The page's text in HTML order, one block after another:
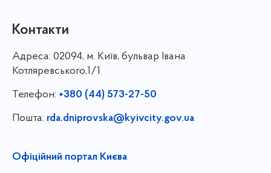
Контакти
Адреса: 02094, м. Київ, бульвар Івана
Котляревського,1/1
Телефон: +380 (44) 573-27-50
Пошта: rda.dniprovska@kyivcity.gov.ua
Офіційний портал Києва